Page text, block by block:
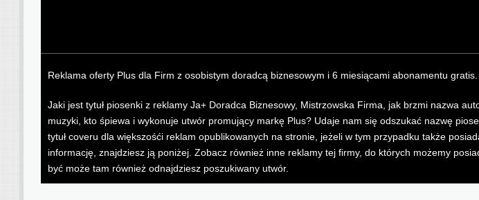
Reklama oferty Plus dla Firm z osobistym doradcą biznesowym i 6 miesiącami abonamentu gratis.
Jaki jest tytuł piosenki z reklamy Ja+ Doradca Biznesowy, Mistrzowska Firma, jak brzmi nazwa
muzyki, kto śpiewa i wykonuje utwór promujący markę Plus? Udaje nam się odszukać nazwę
tytuł coveru dla większośći reklam opublikowanych na stronie, jeżeli w tym przypadku także
informację, znajdziesz ją poniżej. Zobacz również inne reklamy tej firmy, do których możemy
być może tam również odnajdziesz poszukiwany utwór.